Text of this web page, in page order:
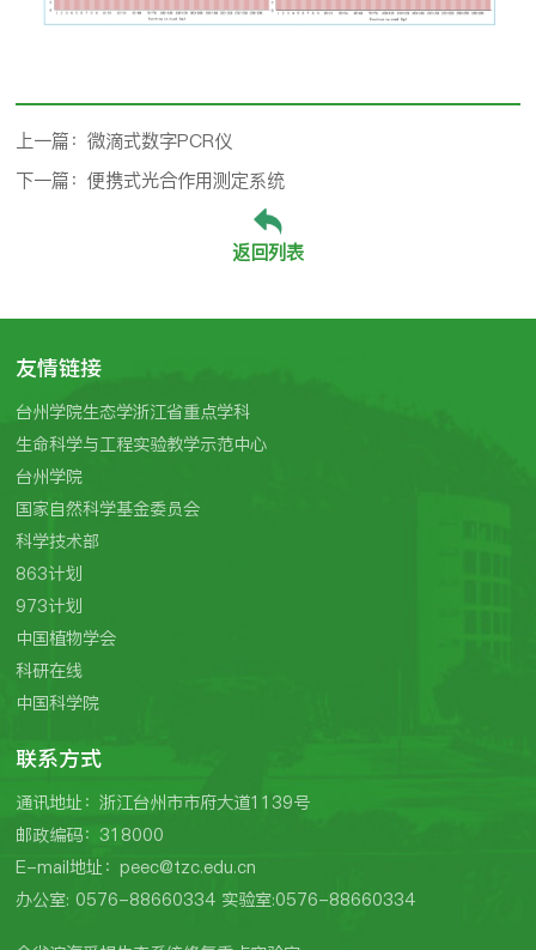
上一篇：微滴式数字PCR仪
下一篇：便携式光合作用测定系统
返回列表
友情链接
台州学院生态学浙江省重点学科
生命科学与工程实验教学示范中心
台州学院
国家自然科学基金委员会
科学技术部
863计划
973计划
中国植物学会
科研在线
中国科学院
联系方式
通讯地址：浙江台州市市府大道1139号
邮政编码：318000
E-mail地址：peec@tzc.edu.cn
办公室: 0576-88660334 实验室:0576-88660334